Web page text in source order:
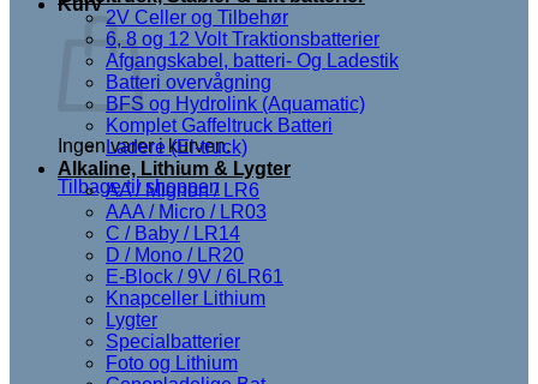
Kurv
Ingen varer i kurven.
Tilbage til shoppen
2V Celler og Tilbehør
6, 8 og 12 Volt Traktionsbatterier
Afgangskabel, batteri- Og Ladestik
Batteri overvågning
BFS og Hydrolink (Aquamatic)
Komplet Gaffeltruck Batteri
Ladere (El-truck)
Alkaline, Lithium & Lygter
AA / Mignon / LR6
AAA / Micro / LR03
C / Baby / LR14
D / Mono / LR20
E-Block / 9V / 6LR61
Knapceller Lithium
Lygter
Specialbatterier
Foto og Lithium